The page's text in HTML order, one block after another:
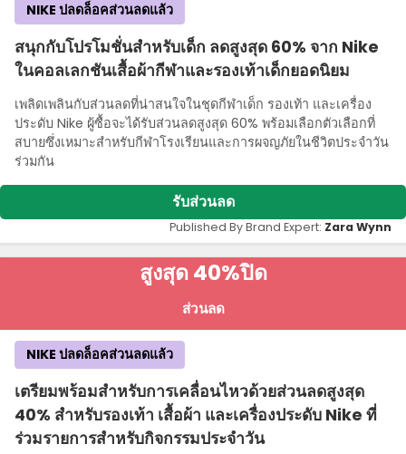
สนุกกับโปรโมชั่นสําหรับเด็ก ลดสูงสุด 60% จาก Nike
ในคอลเลกชันเสื้อผ้ากีฬาและรองเท้าเด็กยอดนิยม
เพลิดเพลินกับส่วนลดที่น่าสนใจในชุดกีฬาเด็ก รองเท้า และเครื่อง
ประดับ Nike ผู้ซื้อจะได้รับส่วนลดสูงสุด 60% พร้อมเลือกตัวเลือกที่
สบายซึ่งเหมาะสําหรับกีฬาโรงเรียนและการผจญภัยในชีวิตประจําวัน
ร่วมกัน
NIKE ปลดล็อคส่วนลดแล้ว
รับส่วนลด
Published By Brand Expert: Zara Wynn
สูงสุด 40%ปิด
ส่วนลด
เตรียมพร้อมสําหรับการเคลื่อนไหวด้วยส่วนลดสูงสุด
40% สําหรับรองเท้า เสื้อผ้า และเครื่องประดับ Nike ที่
ร่วมรายการสําหรับกิจกรรมประจําวัน
NIKE ปลดล็อคส่วนลดแล้ว